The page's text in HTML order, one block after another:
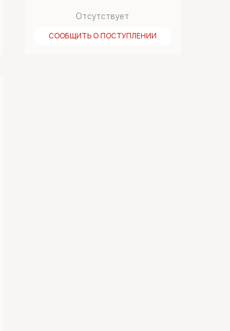
Отсутствует
СООБЩИТЬ О ПОСТУПЛЕНИИ